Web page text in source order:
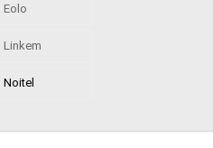
Eolo
Linkem
Noitel